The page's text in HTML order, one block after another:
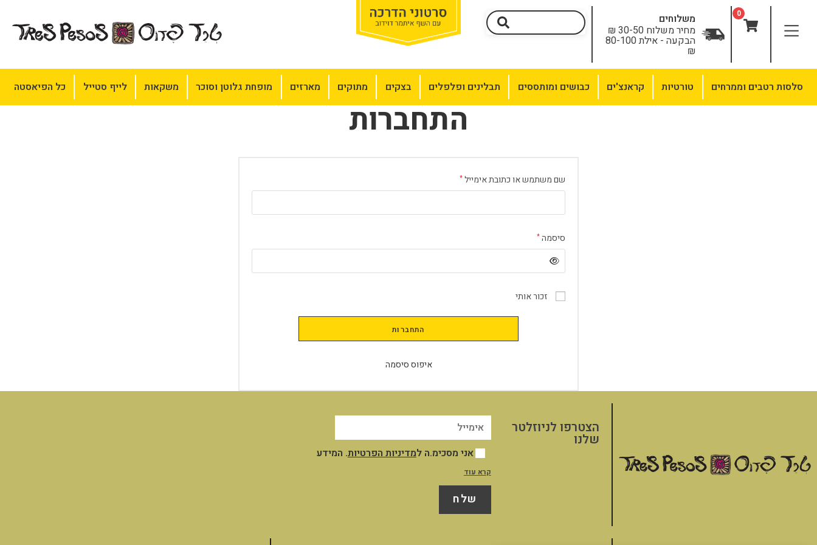
0 משלוחים
מחיר משלוח 30-50 ₪
הבקעה - אילת 80-100
₪
סלסות רטבים וממרחים טורטיות קראנצ'ים כבושים ומותססים תבלינים ופלפלים בצקים מתוקים מארזים מופחת גלוטן וסוכר משקאות לייף סטייל כל הפיאסטה
התחברות
שם משתמש או כתובת אימייל *
סיסמה *
זכור אותי
התחברות
איפוס סיסמה
הצטרפו לניוזלטר
שלנו
אני מסכימ.ה למדיניות הפרטיות. המידע
שייאסף אודותיי במסגרת השימוש שלי באתר
יישמר במאגר המידע שבשליטת החברה לצורך
ניהול וייעול השירות והקשר עמי, לצרכים
תפעוליים ושיווקיים כמפורט במדיניות
קרא עוד
שלח